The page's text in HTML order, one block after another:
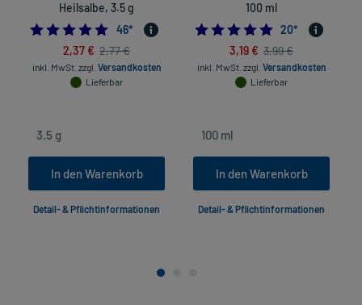
Heilsalbe, 3.5 g
5.0
46*
2,37 € 2,77 €
inkl. MwSt. zzgl. Versandkosten
Lieferbar
In den Warenkorb
Detail- & Pflichtinformationen
100 ml
4.85
20*
3,19 € 3,99 €
inkl. MwSt. zzgl. Versandkosten
Lieferbar
In den Warenkorb
Detail- & Pflichtinformationen